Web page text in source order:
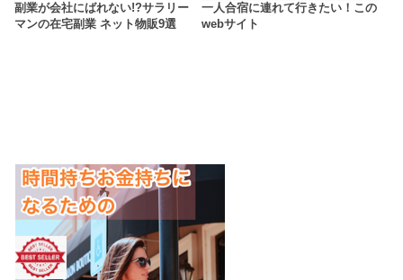
副業が会社にばれない!?サラリー
マンの在宅副業 ネット物販9選
一人合宿に連れて行きたい！この
webサイト